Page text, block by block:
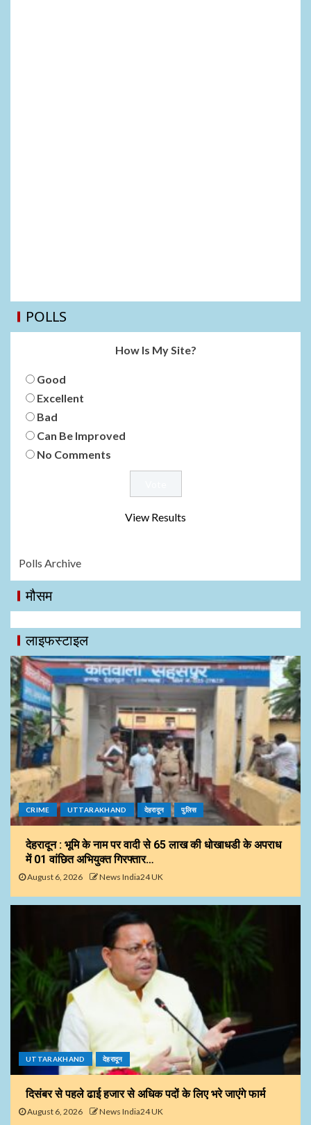
POLLS
How Is My Site?
Good
Excellent
Bad
Can Be Improved
No Comments
View Results
Polls Archive
मौसम
लाइफस्टाइल
CRIME UTTARAKHAND देहरादून पुलिस
देहरादून : भूमि के नाम पर वादी से 65 लाख की धोखाधडी के अपराध
में 01 वांछित अभियुक्त गिरफ्तार…
August 6, 2026 News India24 UK
UTTARAKHAND देहरादून
दिसंबर से पहले ढाई हजार से अधिक पदों के लिए भरे जाएंगे फार्म
August 6, 2026 News India24 UK